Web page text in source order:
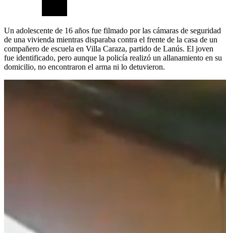
Un adolescente de 16 años fue filmado por las cámaras de seguridad
de una vivienda mientras disparaba contra el frente de la casa de un
compañero de escuela en Villa Caraza, partido de Lanús. El joven
fue identificado, pero aunque la policía realizó un allanamiento en su
domicilio, no encontraron el arma ni lo detuvieron.